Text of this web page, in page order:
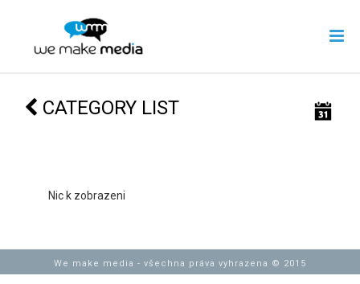
CATEGORY LIST
Nic k zobrazeni
We make media - všechna práva vyhrazena © 2015